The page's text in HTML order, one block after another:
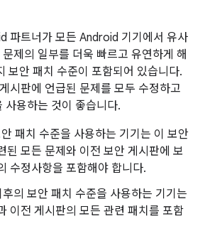
파트너가 모든 Android 기기에서 유사
제의 일부를 더욱 빠르고 유연하게 해
보안 패치 수준이 포함되어 있습니다.
시판에 언급된 문제를 모두 수정하고
사용하는 것이 좋습니다.
패치 수준을 사용하는 기기는 이 보안
된 모든 문제와 이전 보안 게시판에 보
수정사항을 포함해야 합니다.
의 보안 패치 수준을 사용하는 기기는
이전 게시판의 모든 관련 패치를 포함